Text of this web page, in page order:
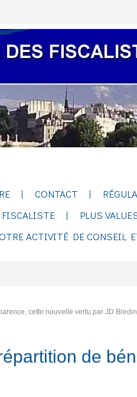
CONTACT
PLUS
ACTIVITÉ DE CONSEIL
cette nouvelle vertu par JD Bredin
de